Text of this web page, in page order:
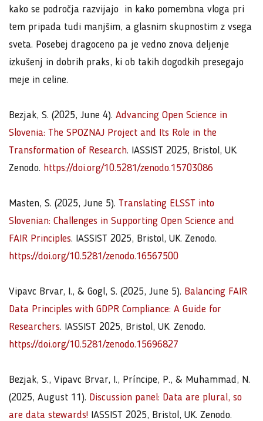
kako se področja razvijajo in kako pomembna vloga pri
tem pripada tudi manjšim, a glasnim skupnostim z vsega
sveta. Posebej dragoceno pa je vedno znova deljenje
izkušenj in dobrih praks, ki ob takih dogodkih presegajo
meje in celine.
Bezjak, S. (2025, June 4). Advancing Open Science in
Slovenia: The SPOZNAJ Project and Its Role in the
Transformation of Research. IASSIST 2025, Bristol, UK.
Zenodo. https://doi.org/10.5281/zenodo.15703086
Masten, S. (2025, June 5). Translating ELSST into
Slovenian: Challenges in Supporting Open Science and
FAIR Principles. IASSIST 2025, Bristol, UK. Zenodo.
https://doi.org/10.5281/zenodo.16567500
Vipavc Brvar, I., & Gogl, S. (2025, June 5). Balancing FAIR
Data Principles with GDPR Compliance: A Guide for
Researchers. IASSIST 2025, Bristol, UK. Zenodo.
https://doi.org/10.5281/zenodo.15696827
Bezjak, S., Vipavc Brvar, I., Príncipe, P., & Muhammad, N.
(2025, August 11). Discussion panel: Data are plural, so
are data stewards! IASSIST 2025, Bristol, UK. Zenodo.